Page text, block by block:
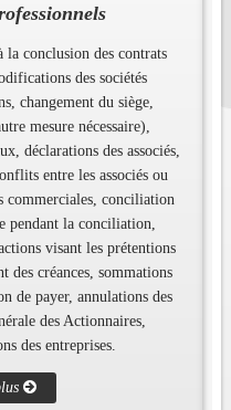
la conclusion des contrats
des sociétés
changement du siège,
mesure nécessaire),
déclarations des associés,
entre les associés ou
commerciales, conciliation
pendant la conciliation,
visant les prétentions
des créances, sommations
de payer, annulations des
des Actionnaires,
des entreprises.